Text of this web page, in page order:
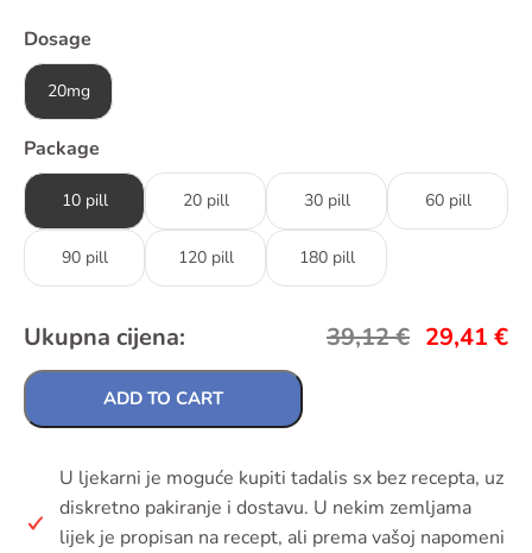
Dosage
20mg
Package
10 pill 20 pill 30 pill 60 pill
90 pill 120 pill 180 pill
Ukupna cijena: 39,12€ 29,41 €
ADD TO CART
U ljekarni je moguće kupiti tadalis sx bez recepta, uz
diskretno pakiranje i dostavu. U nekim zemljama
lijek je propisan na recept, ali prema vašoj napomeni